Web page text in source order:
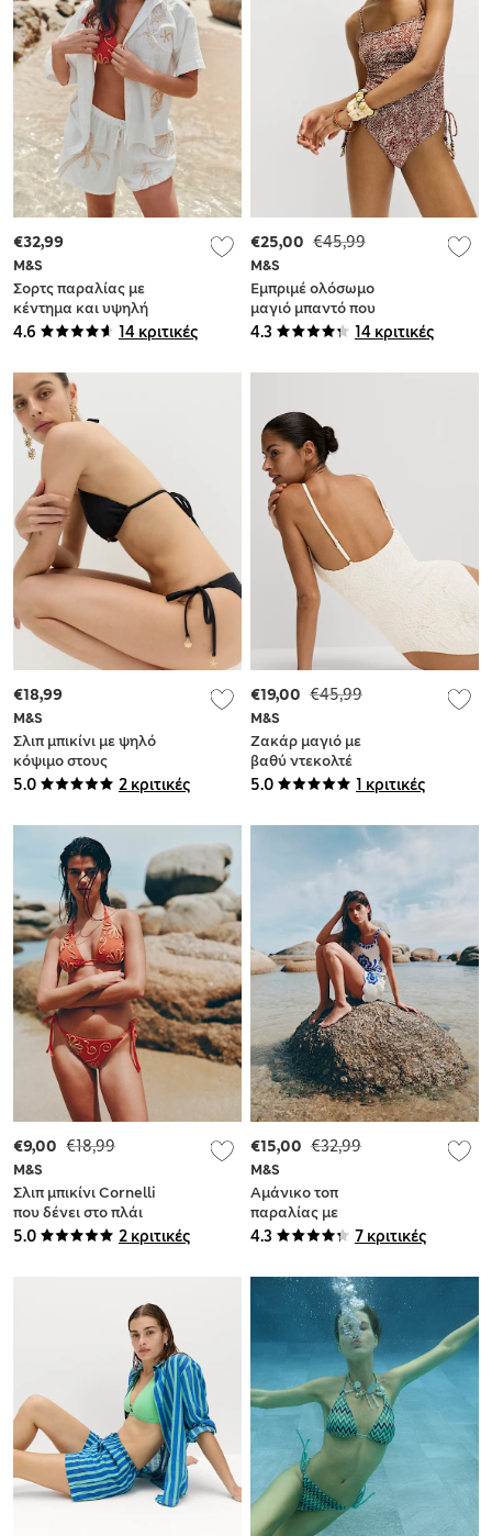
4.6 14 κριτικές
M&S
Σορτς παραλίας με
κέντημα και υψηλή
περιεκτικότητα σε
€32,99
4.3 14 κριτικές
M&S
Εμπριμέ ολόσωμο
μαγιό μπαντό που
σμιλεύει την κοιλιά
€45,99
€25,00
5.0 2 κριτικές
M&S
Σλιπ μπικίνι με ψηλό
κόψιμο στους
γοφούς, ανάγλυφη
λεπτομέρεια στο
τελείωμα
€18,99
5.0 1 κριτικές
M&S
Ζακάρ μαγιό με
βαθύ ντεκολτέ
€45,99
€19,00
5.0 2 κριτικές
M&S
Σλιπ μπικίνι Cornelli
που δένει στο πλάι
€18,99
€9,00
4.3 7 κριτικές
M&S
Αμάνικο τοπ
παραλίας με
κέντημα από 100%
€32,99
€15,00